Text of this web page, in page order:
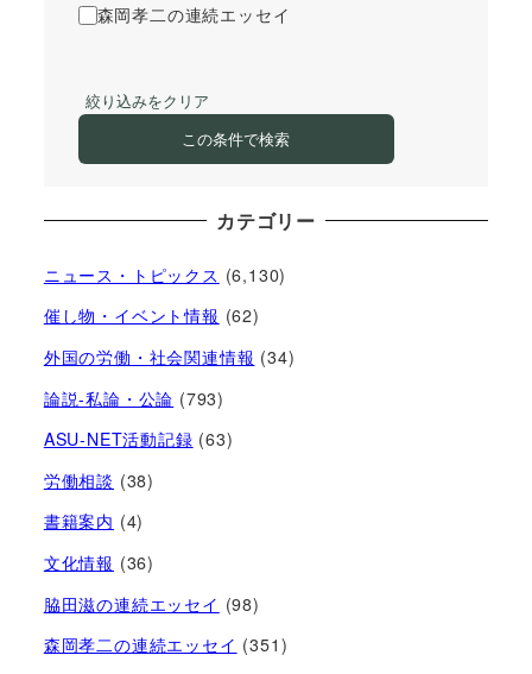
森岡孝二の連続エッセイ
絞り込みをクリア
この条件で検索
カテゴリー
ニュース・トピックス (6,130)
催し物・イベント情報 (62)
外国の労働・社会関連情報 (34)
論説-私論・公論 (793)
ASU-NET活動記録 (63)
労働相談 (38)
書籍案内 (4)
文化情報 (36)
脇田滋の連続エッセイ (98)
森岡孝二の連続エッセイ (351)